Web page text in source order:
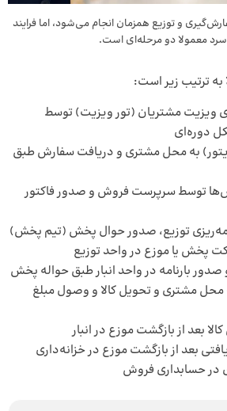
و توزیع همزمان انجام می‌شود، اما فرایند
معمولا دو مرحله‌ای است.
ترتیب زیر است:
ویزیت مشتریان (تور ویزیت) توسط
دوره‌ای
) به محل مشتری و دریافت سفارش طبق
توسط سرپرست فروش و صدور فاکتور
توزیع، صدور حوال پخش (تیم پخش)
پخش یا موزع در واحد توزیع
بارنامه در واحد انبار طبق حواله پخش
محل مشتری و تحویل کالا و وصول مبلغ
بعد از بازگشت موزع در انبار
بعد از بازگشت موزع در خزانه‌داری
در حسابداری فروش